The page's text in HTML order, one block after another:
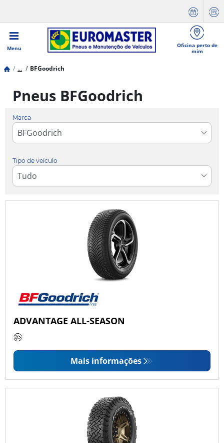
Menu
Oficina perto de
mim
... BFGoodrich
Pneus BFGoodrich
Marca
Tipo de veículo
ADVANTAGE ALL-SEASON
Mais informações